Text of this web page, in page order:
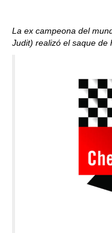
La ex campeona del
Judit) realizó el saque de